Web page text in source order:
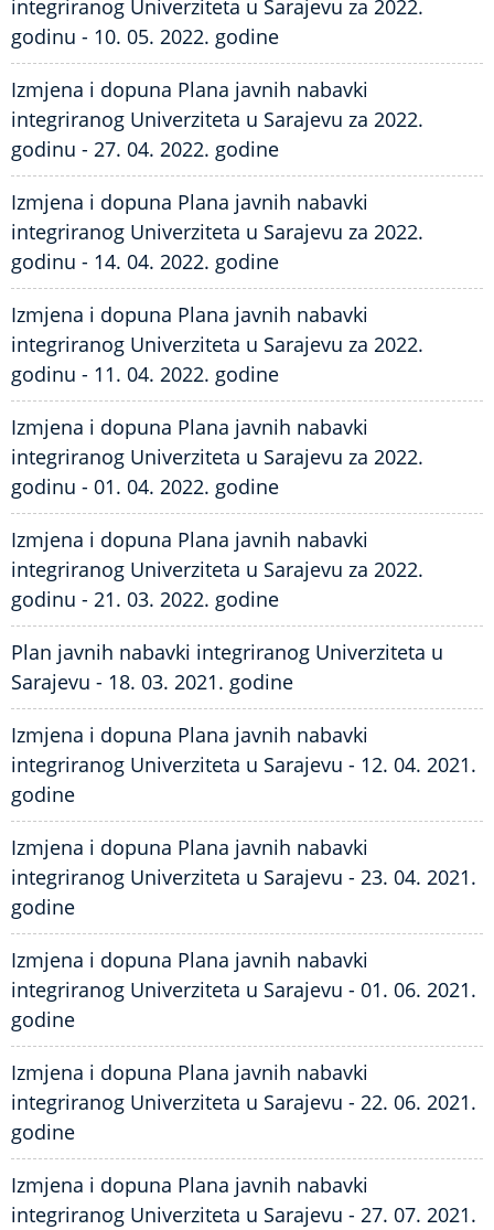
integriranog Univerziteta u Sarajevu za 2022.
godinu - 10. 05. 2022. godine
Izmjena i dopuna Plana javnih nabavki
integriranog Univerziteta u Sarajevu za 2022.
godinu - 27. 04. 2022. godine
Izmjena i dopuna Plana javnih nabavki
integriranog Univerziteta u Sarajevu za 2022.
godinu - 14. 04. 2022. godine
Izmjena i dopuna Plana javnih nabavki
integriranog Univerziteta u Sarajevu za 2022.
godinu - 11. 04. 2022. godine
Izmjena i dopuna Plana javnih nabavki
integriranog Univerziteta u Sarajevu za 2022.
godinu - 01. 04. 2022. godine
Izmjena i dopuna Plana javnih nabavki
integriranog Univerziteta u Sarajevu za 2022.
godinu - 21. 03. 2022. godine
Plan javnih nabavki integriranog Univerziteta u
Sarajevu - 18. 03. 2021. godine
Izmjena i dopuna Plana javnih nabavki
integriranog Univerziteta u Sarajevu - 12. 04. 2021.
godine
Izmjena i dopuna Plana javnih nabavki
integriranog Univerziteta u Sarajevu - 23. 04. 2021.
godine
Izmjena i dopuna Plana javnih nabavki
integriranog Univerziteta u Sarajevu - 01. 06. 2021.
godine
Izmjena i dopuna Plana javnih nabavki
integriranog Univerziteta u Sarajevu - 22. 06. 2021.
godine
Izmjena i dopuna Plana javnih nabavki
integriranog Univerziteta u Sarajevu - 27. 07. 2021.